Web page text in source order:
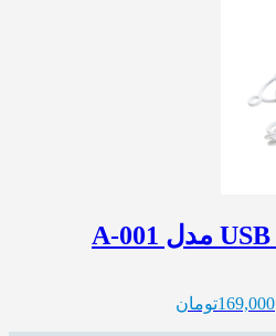
169,000تومان